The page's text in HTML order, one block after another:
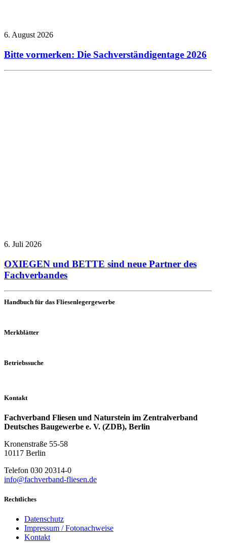
6. August 2026
Bitte vormerken: Die Sachverständigentage 2026
6. Juli 2026
OXIEGEN und BETTE sind neue Partner des
Fachverbandes
Handbuch für das Fliesenlegergewerbe
Merkblätter
Betriebssuche
Kontakt
Fachverband Fliesen und Naturstein im Zentralverband
Deutsches Baugewerbe e. V. (ZDB), Berlin
Kronenstraße 55-58
10117 Berlin
Telefon 030 20314-0
info@fachverband-fliesen.de
Rechtliches
Datenschutz
Impressum / Fotonachweise
Kontakt